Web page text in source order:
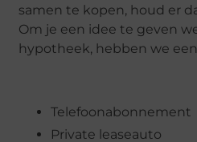
samen te kopen, houd er
Om je een idee te geven
hypotheek, hebben we
Telefoonabonnement
Private leaseauto